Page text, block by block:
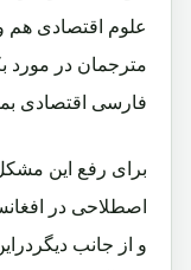
علوم اقتصادی هم
مترجمان در مورد
فارسی اقتصادی
برای رفع این
اصطلاحی در
و از جانب